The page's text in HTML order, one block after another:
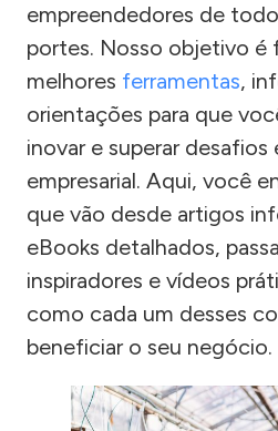
empreendedores de
portes. Nosso objetivo é
melhores ferramentas,
orientações para que
inovar e superar desafios
empresarial. Aqui, você
que vão desde artigos
eBooks detalhados,
inspiradores e vídeos
como cada um desses
beneficiar o seu negócio.